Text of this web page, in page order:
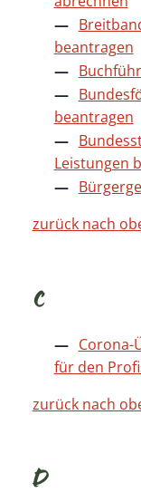
beantragen
beantragen
Leistungen
zurück nach
C
Corona-
für den
zurück nach
D